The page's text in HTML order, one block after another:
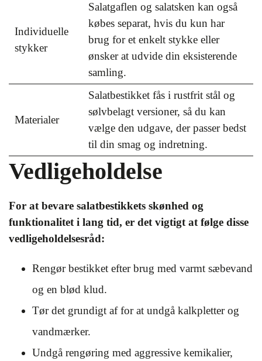
Individuelle
stykker
Salatgaflen og salatsken kan også
købes separat, hvis du kun har
brug for et enkelt stykke eller
ønsker at udvide din eksisterende
samling.
Materialer
Salatbestikket fås i rustfrit stål og
sølvbelagt versioner, så du kan
vælge den udgave, der passer bedst
til din smag og indretning.
Vedligeholdelse
For at bevare salatbestikkets skønhed og
funktionalitet i lang tid, er det vigtigt at følge disse
vedligeholdelsesråd:
Rengør bestikket efter brug med varmt sæbevand
og en blød klud.
Tør det grundigt af for at undgå kalkpletter og
vandmærker.
Undgå rengøring med aggressive kemikalier,